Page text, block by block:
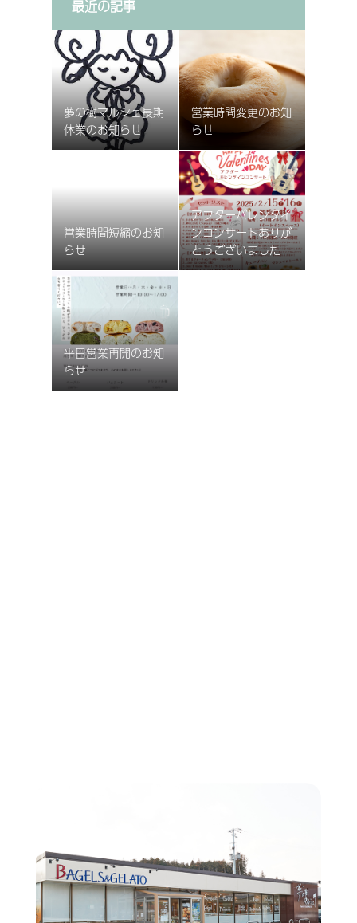
最近の記事
夢の樹マルシェ長期
休業のお知らせ
営業時間変更のお知
らせ
2025.9.21
営業時間短縮のお知
らせ
2025.5.11
アフターバレンタイ
ンコンサートありが
とうございました
平日営業再開のお知
らせ